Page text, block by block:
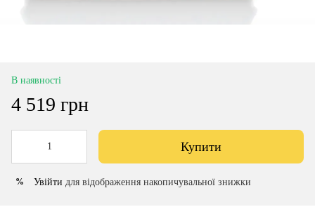
В наявності
4 519 грн
Купити
% Увійти для відображення накопичувальної знижки